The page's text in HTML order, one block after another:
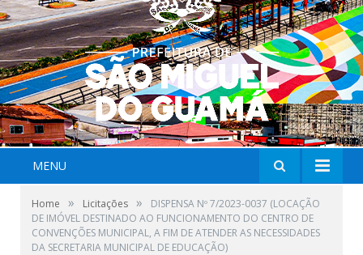
MENU
Home » Licitações »
DISPENSA Nº 7/2023-0037 (LOCAÇÃO
DE IMÓVEL DESTINADO AO FUNCIONAMENTO DO CENTRO DE
CONVENÇÕES MUNICIPAL, A FIM DE ATENDER AS NECESSIDADES
DA SECRETARIA MUNICIPAL DE EDUCAÇÃO)